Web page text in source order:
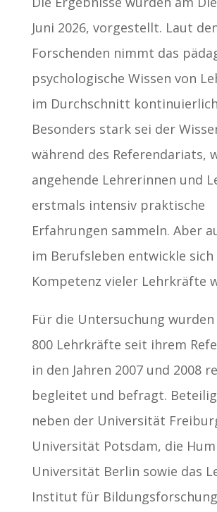
Juni 2026, vorgestellt. Laut
Forschenden nimmt das
psychologische Wissen von
im Durchschnitt
Besonders stark sei der
während des Referendariats,
angehende Lehrerinnen und
erstmals intensiv praktische
Erfahrungen sammeln. Aber
im Berufsleben entwickle sich
Kompetenz vieler Lehrkräfte
Für die Untersuchung
800 Lehrkräfte seit ihrem
in den Jahren 2007 und 2008
begleitet und befragt.
neben der Universität
Universität Potsdam, die
Universität Berlin sowie das
Institut für